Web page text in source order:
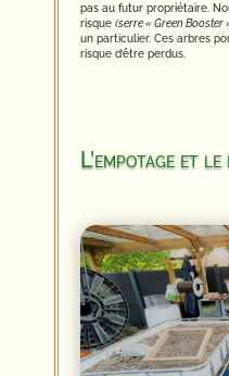
pas au futur propriétaire.
risque (serre « Green Booster
un particulier. Ces arbres
risque d’être perdus.
L’empotage et